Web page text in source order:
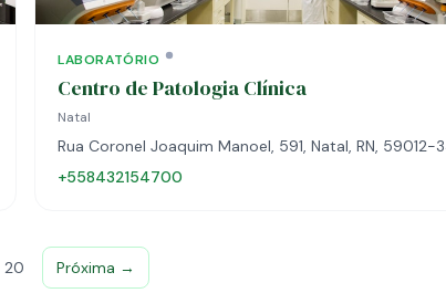
LABORATÓRIO
Centro de Patologia Clínica
Natal
Rua Coronel Joaquim Manoel, 591, Natal, RN, 59012-
+558432154700
20 Próxima →